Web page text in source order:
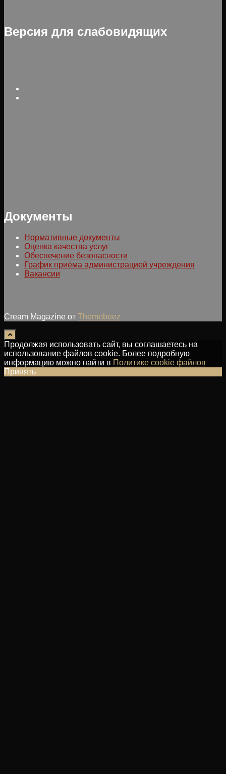
Версия для слабовидящих
Документы
Нормативные документы
Оценка качества услуг
Обеспечение безопасности
График приёма администрацией учреждения
Вакансии
Cream Magazine от Themebeez
Продолжая использовать сайт, вы соглашаетесь на
использование файлов cookie. Более подробную
информацию можно найти в Политике cookie файлов
Принять